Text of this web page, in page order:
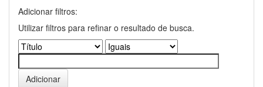
Adicionar filtros:
Utilizar filtros para refinar o resultado de busca.